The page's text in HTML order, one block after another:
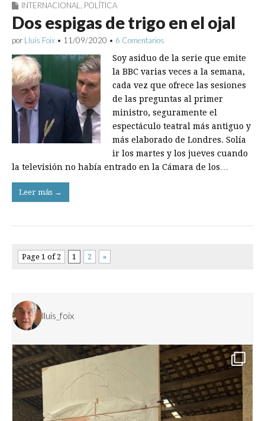
INTERNACIONAL POLÍTICA
Dos espigas de trigo en el ojal
por Lluís Foix • 11/09/2020 • 6 Comentarios
Soy asiduo de la serie que emite
la BBC varias veces a la semana,
cada vez que ofrece las sesiones
de las preguntas al primer
ministro, seguramente el
espectáculo teatral más antiguo y
más elaborado de Londres. Solía
ir los martes y los jueves cuando
la televisión no había entrado en la Cámara de los…
Leer más →
Page 1 of 2 1 2 »
lluis_foix